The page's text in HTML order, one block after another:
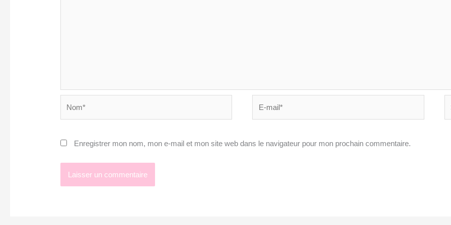
mail*
Enregistrer mon nom, mon e-mail et mon site web dans le navigateur pour mon prochain commentaire.